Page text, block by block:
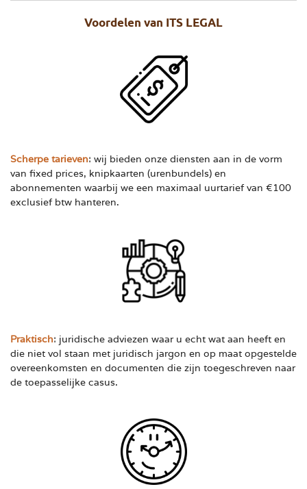
Voordelen van ITS LEGAL
Scherpe tarieven: wij bieden onze diensten aan in de vorm
van fixed prices, knipkaarten (urenbundels) en
abonnementen waarbij we een maximaal uurtarief van €100
exclusief btw hanteren.
Praktisch: juridische adviezen waar u echt wat aan heeft en
die niet vol staan met juridisch jargon en op maat opgestelde
overeenkomsten en documenten die zijn toegeschreven naar
de toepasselijke casus.